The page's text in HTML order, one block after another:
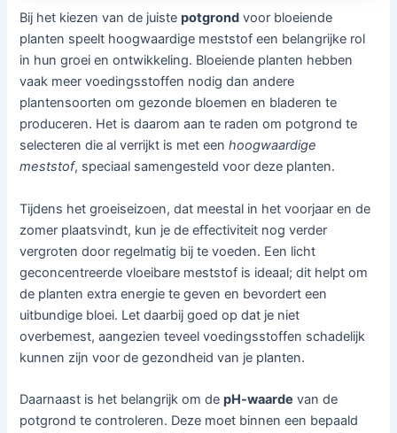
Bij het kiezen van de juistepotgrond voor bloeiende
planten speelt hoogwaardige meststof een belangrijke rol
in hun groei en ontwikkeling. Bloeiende planten hebben
vaak meer voedingsstoffen nodig dan andere
plantensoorten om gezonde bloemen en bladeren te
produceren. Het is daarom aan te raden om potgrond te
selecteren die al verrijkt is met eenhoogwaardige
meststof, speciaal samengesteld voor deze planten.
Tijdens het groeiseizoen, dat meestal in het voorjaar en de
zomer plaatsvindt, kun je de effectiviteit nog verder
vergroten door regelmatig bij te voeden. Een licht
geconcentreerde vloeibare meststof is ideaal; dit helpt om
de planten extra energie te geven en bevordert een
uitbundige bloei. Let daarbij goed op dat je niet
overbemest, aangezien teveel voedingsstoffen schadelijk
kunnen zijn voor de gezondheid van je planten.
Daarnaast is het belangrijk om depH-waarde van de
potgrond te controleren. Deze moet binnen een bepaald